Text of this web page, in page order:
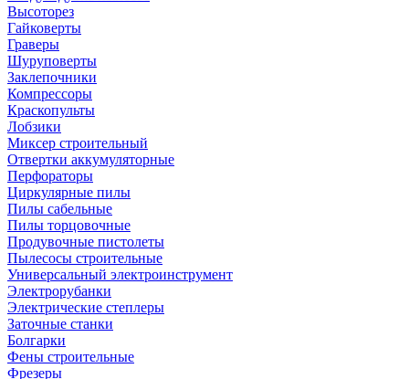
Высоторез
Гайковерты
Граверы
Шуруповерты
Заклепочники
Компрессоры
Краскопульты
Лобзики
Миксер строительный
Отвертки аккумуляторные
Перфораторы
Циркулярные пилы
Пилы сабельные
Пилы торцовочные
Продувочные пистолеты
Пылесосы строительные
Универсальный электроинструмент
Электрорубанки
Электрические степлеры
Заточные станки
Болгарки
Фены строительные
Фрезеры